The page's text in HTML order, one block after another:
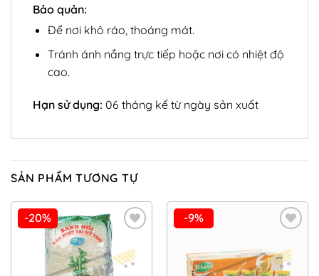
Bảo quản:
Để nơi khô ráo, thoáng mát.
Tránh ánh nắng trực tiếp hoặc nơi có nhiệt độ
cao.
Hạn sử dụng: 06 tháng kể từ ngày sản xuất
SẢN PHẨM TƯƠNG TỰ
-20%
Add to
Wishlist
-9%
Wishlist